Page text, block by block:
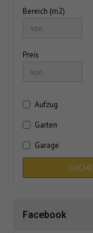
Bereich (m2)
Preis
Aufzug
Garten
Garage
SUCHE
Facebook